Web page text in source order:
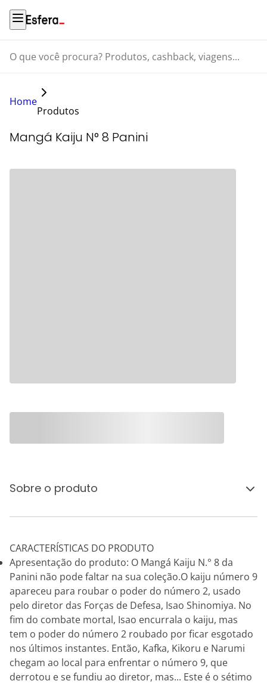
O que você procura? Produtos, cashback, viagens...
Home
Produtos
Mangá Kaiju N° 8 Panini
Sobre o produto
CARACTERÍSTICAS DO PRODUTO
Apresentação do produto: O Mangá Kaiju N.° 8 da
Panini não pode faltar na sua coleção.O kaiju número 9
apareceu para roubar o poder do número 2, usado
pelo diretor das Forças de Defesa, Isao Shinomiya. No
fim do combate mortal, Isao encurrala o kaiju, mas
tem o poder do número 2 roubado por ficar esgotado
nos últimos instantes. Então, Kafka, Kikoru e Narumi
chegam ao local para enfrentar o número 9, que
derrotou e se fundiu ao diretor, mas... Este é o sétimo